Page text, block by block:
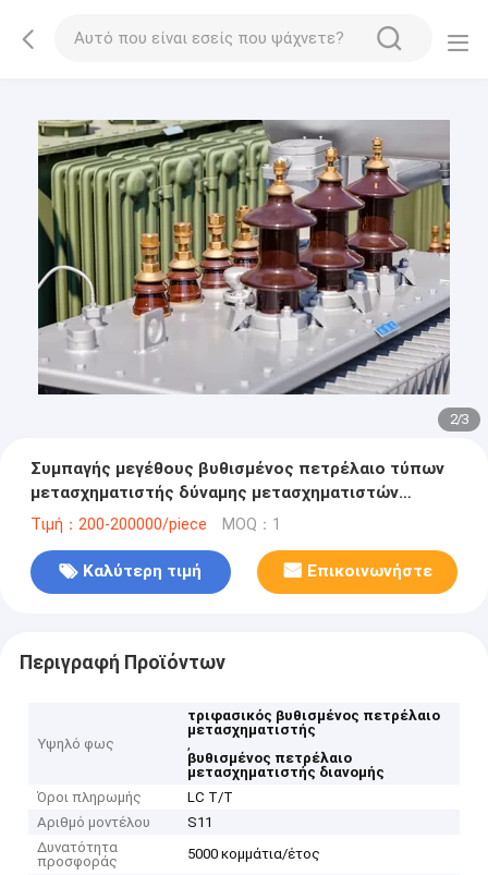
2/3
Συμπαγής μεγέθους βυθισμένος πετρέλαιο τύπων
μετασχηματιστής δύναμης μετασχηματιστών
βιομηχανικός
Τιμή：200-200000/piece MOQ：1
Καλύτερη τιμή Επικοινωνήστε
Περιγραφή Προϊόντων
Υψηλό φως
τριφασικός βυθισμένος πετρέλαιο
μετασχηματιστής
,
βυθισμένος πετρέλαιο
μετασχηματιστής διανομής
Όροι πληρωμής
LC T/T
Αριθμό μοντέλου
S11
Δυνατότητα
προσφοράς
5000 κομμάτια/έτος